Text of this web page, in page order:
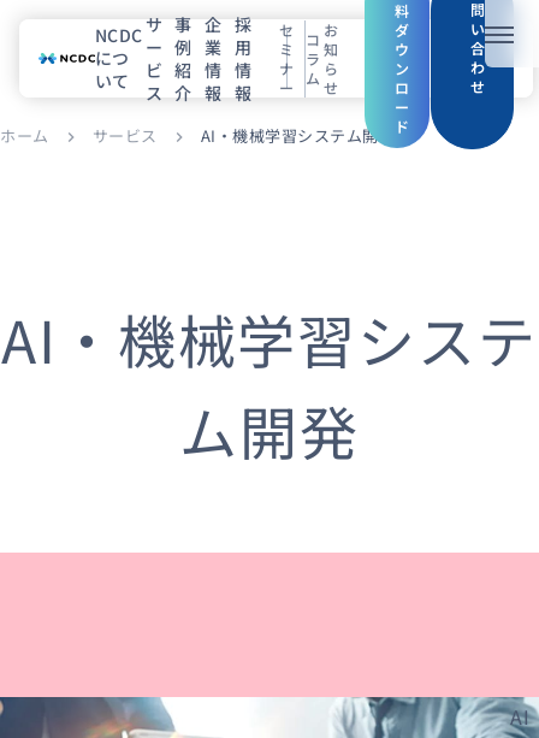
メニ
NCDCについて
サービス
採用情報
エンジニアブログ（Zenn）
NCDC
につ
いて
サ
ー
ビ
ス
事
例
紹
介
企
業
情
報
採
用
情
報
セ
ミ
ナ
ー
コ
ラ
ム
お
知
ら
せ
料
ダ
ウ
ン
ロ
ー
ド
問
い
合
わ
せ
ホーム chevron_right サービス chevron_right AI・機械学習システム開発
AI・機械学習システ
ム開発
AI